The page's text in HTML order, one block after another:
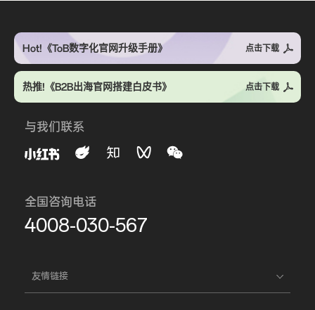
Hot!《ToB数字化官网升级手册》 点击下载
热推!《B2B出海官网搭建白皮书》 点击下载
与我们联系
全国咨询电话
4008-030-567
友情链接